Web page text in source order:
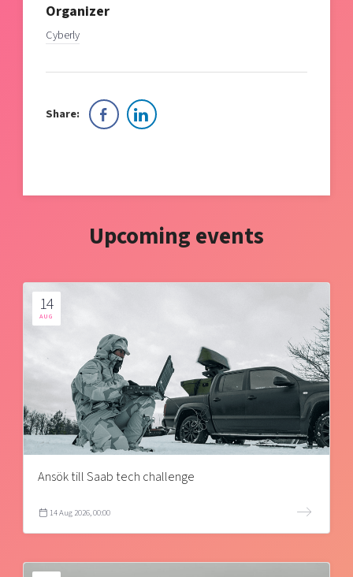
Organizer
Cyberly
Share:
Upcoming events
14
AUG
Ansök till Saab tech challenge
14 Aug 2026, 00:00